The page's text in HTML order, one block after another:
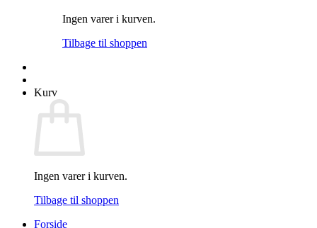
Ingen varer i kurven.
Tilbage til shoppen
Kurv
Ingen varer i kurven.
Tilbage til shoppen
Forside